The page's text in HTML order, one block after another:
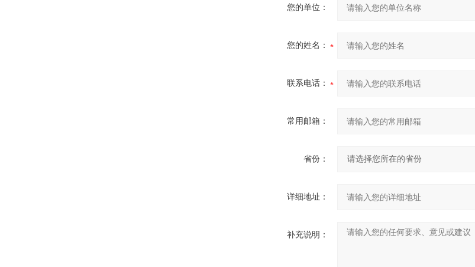
您的单位：
您的姓名：
联系电话：
常用邮箱：
省份：
详细地址：
补充说明：